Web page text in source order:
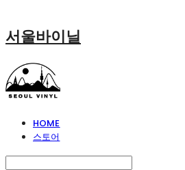
서울바이닐
HOME
스토어